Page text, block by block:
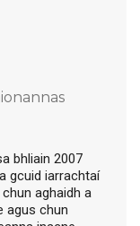
bhliain 2007
gcuid iarrachtaí
aghaidh a
agus chun